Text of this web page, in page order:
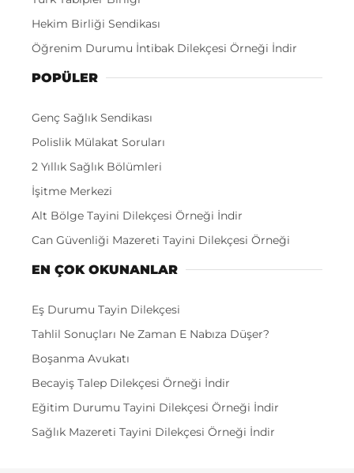
Hekim Birliği Sendikası
Öğrenim Durumu İntibak Dilekçesi Örneği İndir
POPÜLER
Genç Sağlık Sendikası
Polislik Mülakat Soruları
2 Yıllık Sağlık Bölümleri
İşitme Merkezi
Alt Bölge Tayini Dilekçesi Örneği İndir
Can Güvenliği Mazereti Tayini Dilekçesi Örneği
EN ÇOK OKUNANLAR
Eş Durumu Tayin Dilekçesi
Tahlil Sonuçları Ne Zaman E Nabıza Düşer?
Boşanma Avukatı
Becayiş Talep Dilekçesi Örneği İndir
Eğitim Durumu Tayini Dilekçesi Örneği İndir
Sağlık Mazereti Tayini Dilekçesi Örneği İndir